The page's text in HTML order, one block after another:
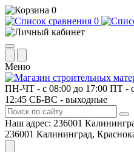
0
0
Меню
ПН-ЧТ - с 08:00 до 17:00 ПТ -
12:45 СБ-ВС - выходные
Наш адрес: 236001
236001 Калининград,